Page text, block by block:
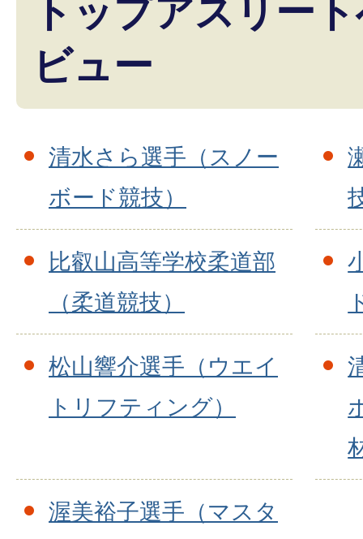
トップアスリー
ビュー
清水さら選手（スノー
ボード競技）
比叡山高等学校柔道部
（柔道競技）
松山響介選手（ウエイ
トリフティング）
渥美裕子選手（マスタ